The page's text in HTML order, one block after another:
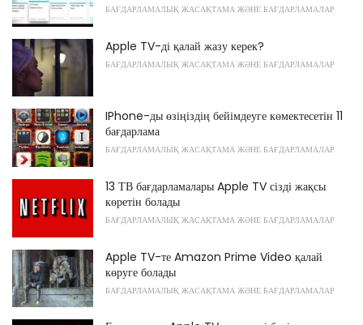
БАҒДАРЛАМАЛЫҚ ЖАСАҚТАМА ЖӘНЕ БАҒДАРЛАМАЛАР
Apple TV-ді қалай жазу керек?
БАҒДАРЛАМАЛЫҚ ЖАСАҚТАМА ЖӘНЕ БАҒДАРЛАМАЛАР
IPhone-ды өзіңіздің бейімдеуге көмектесетін 11
бағдарлама
БАҒДАРЛАМАЛЫҚ ЖАСАҚТАМА ЖӘНЕ БАҒДАРЛАМАЛАР
13 ТВ бағдарламалары Apple TV сізді жақсы
көретін болады
БАҒДАРЛАМАЛЫҚ ЖАСАҚТАМА ЖӘНЕ БАҒДАРЛАМАЛАР
Apple TV-те Amazon Prime Video қалай
көруге болады
БАҒДАРЛАМАЛЫҚ ЖАСАҚТАМА ЖӘНЕ БАҒДАРЛАМАЛАР